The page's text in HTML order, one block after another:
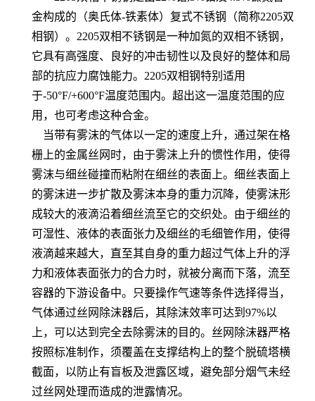
金构成的（奥氏体-铁素体）复式不锈钢（简称2205双
相钢）。 2205双相不锈钢是一种加氮的双相不锈钢，
它具有高强度、良好的冲击韧性以及良好的整体和局
部的抗应力腐蚀能力。 2205双相钢特别适用
于-50°F/+600°F温度范围内。超出这一温度范围的应
用，也可考虑这种合金。
当带有雾沫的气体以一定的速度上升，通过架在格
栅上的金属丝网时，由于雾沫上升的惯性作用，使得
雾沫与细丝碰撞而粘附在细丝的表面上。细丝表面上
的雾沫进一步扩散及雾沫本身的重力沉降，使雾沫形
成较大的液滴沿着细丝流至它的交织处。由于细丝的
可湿性、液体的表面张力及细丝的毛细管作用，使得
液滴越来越大，直至其自身的重力超过气体上升的浮
力和液体表面张力的合力时，就被分离而下落，流至
容器的下游设备中。只要操作气速等条件选择得当，
气体通过丝网除沫器后，其除沫效率可达到 97%以
上，可以达到完全去除雾沫的目的。丝网除沫器严格
按照标准制作，须覆盖在支撑结构上的整个脱硫塔横
截面，以防止有盲板及泄露区域，避免部分烟气未经
过丝网处理而造成的泄露情况。